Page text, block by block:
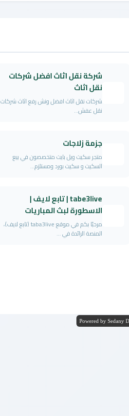
شركة نقل اثاث افضل شركات
نقل اثاث
شركات نقل اثاث افضل ونش رفع اثاث شركات
نقل عفش...
جزمة زلاجات
متجر سكيت ويل بايت متخصصون في بيع
السكيت و سكيت بورد ومستلزم...
tabe3live | تابع لايف |
الاسطورة لبث المباريات
مرحبًا بكم في موقع taba3live (تابع لايف)،
المنصة الرائدة في ...
Powered by Sedany